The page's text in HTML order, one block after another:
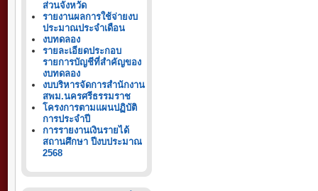
ส่วนจังหวัด
รายงานผลการใช้จ่ายงบ
ประมาณประจำเดือน
งบทดลอง
รายละเอียดประกอบ
รายการบัญชีที่สำคัญของ
งบทดลอง
งบบริหารจัดการสำนักงาน
สพม.นครศรีธรรมราช
โครงการตามแผนปฏิบัติ
การประจำปี
การรายงานเงินรายได้
สถานศึกษา ปีงบประมาณ
2568